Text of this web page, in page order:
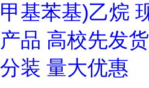
甲基苯基)乙烷
产品 高校先发
分装 量大优惠